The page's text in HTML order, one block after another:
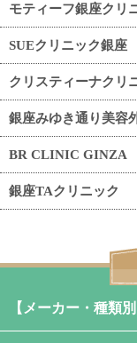
モティーフ銀座クリ
SUEクリニック銀座
クリスティーナクリ
銀座みゆき通り美容
BR CLINIC GINZA
銀座TAクリニック
【メーカー・種類